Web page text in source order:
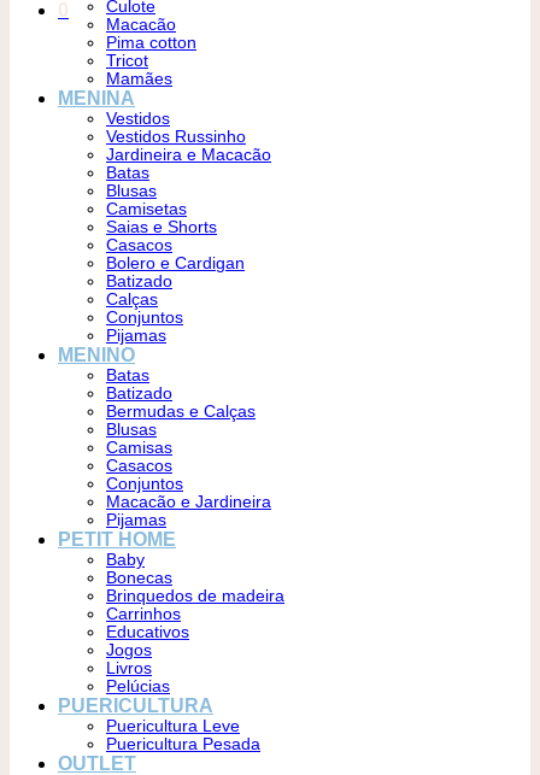
Culote
Macacão
Pima cotton
Tricot
Mamães
MENINA
Vestidos
Vestidos Russinho
Jardineira e Macacão
Batas
Blusas
Camisetas
Saias e Shorts
Casacos
Bolero e Cardigan
Batizado
Calças
Conjuntos
Pijamas
MENINO
Batas
Batizado
Bermudas e Calças
Blusas
Camisas
Casacos
Conjuntos
Macacão e Jardineira
Pijamas
PETIT HOME
Baby
Bonecas
Brinquedos de madeira
Carrinhos
Educativos
Jogos
Livros
Pelúcias
PUERICULTURA
Puericultura Leve
Puericultura Pesada
OUTLET